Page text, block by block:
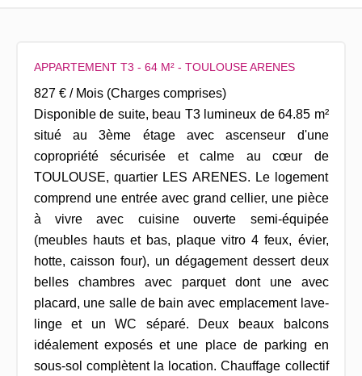
APPARTEMENT T3 - 64 M² - TOULOUSE ARENES
827 € / Mois (Charges comprises)
Disponible de suite, beau T3 lumineux de 64.85 m²
situé au 3ème étage avec ascenseur d'une
copropriété sécurisée et calme au cœur de
TOULOUSE, quartier LES ARENES. Le logement
comprend une entrée avec grand cellier, une pièce
à vivre avec cuisine ouverte semi-équipée
(meubles hauts et bas, plaque vitro 4 feux, évier,
hotte, caisson four), un dégagement dessert deux
belles chambres avec parquet dont une avec
placard, une salle de bain avec emplacement lave-
linge et un WC séparé. Deux beaux balcons
idéalement exposés et une place de parking en
sous-sol complètent la location. Chauffage collectif